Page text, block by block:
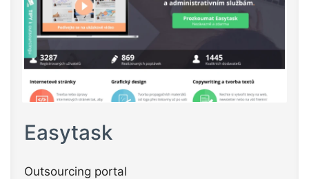
Easytask
Outsourcing portal